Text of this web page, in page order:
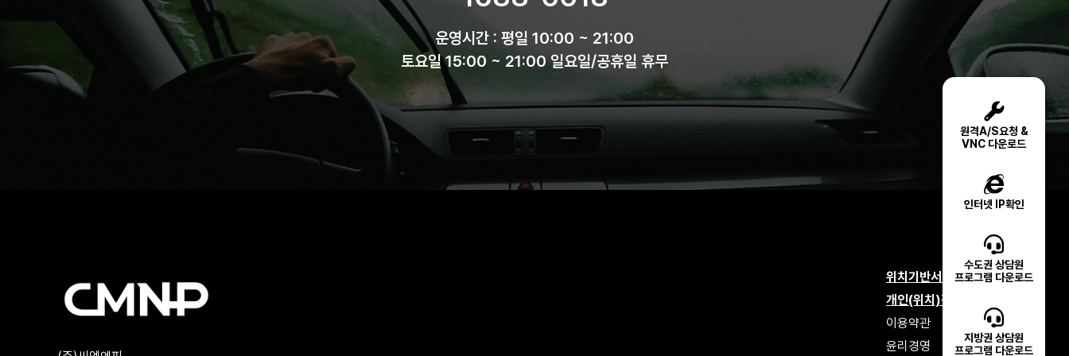
원격A/S요청 &
VNC 다운로드
인터넷 IP확인
수도권 상담원
프로그램 다운로드
지방권 상담원
프로그램 다운로드
운영시간 : 평일 10:00 ~ 21:00
토요일 15:00 ~ 21:00 일요일/공휴일 휴무
위치기반서비스 이용약관
개인(위치)정보처리방침
이용약관
윤리경영